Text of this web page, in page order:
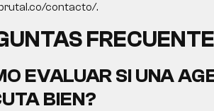
contacto/.
EVALUAR SI UNA
BIEN?